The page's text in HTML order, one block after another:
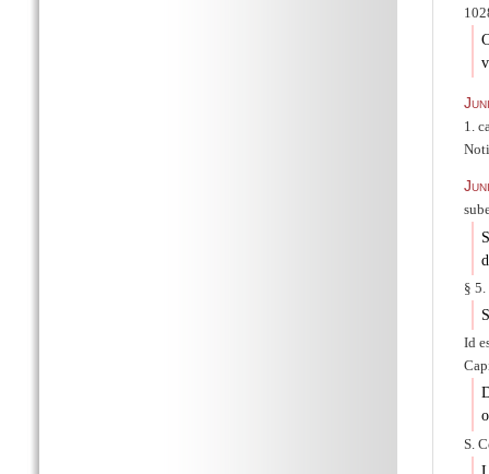
1.
§ 5.
Id
S.